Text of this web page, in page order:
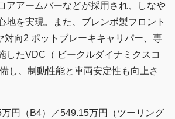
アアームバーなどが採用され、しなや
地を実現。また、ブレンボ製フロント
対向2 ポットブレーキキャリパー、専
したVDC（ ビークルダイナミクスコ
し、制動性能と車両安定性も向上さ
円（B4）／549.15万円（ツーリング